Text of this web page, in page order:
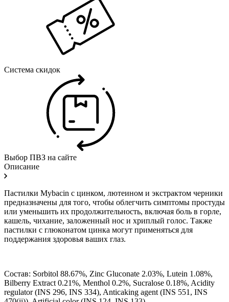
Система скидок
Выбор ПВЗ на сайте
Описание
Пастилки Mybacin с цинком, лютеином и экстрактом черники
предназначены для того, чтобы облегчить симптомы простуды
или уменьшить их продолжительность, включая боль в горле,
кашель, чихание, заложенный нос и хриплый голос. Также
пастилки с глюконатом цинка могут применяться для
поддержания здоровья ваших глаз.
Состав: Sorbitol 88.67%, Zinc Gluconate 2.03%, Lutein 1.08%,
Bilberry Extract 0.21%, Menthol 0.2%, Sucralose 0.18%, Acidity
regulator (INS 296, INS 334), Anticaking agent (INS 551, INS